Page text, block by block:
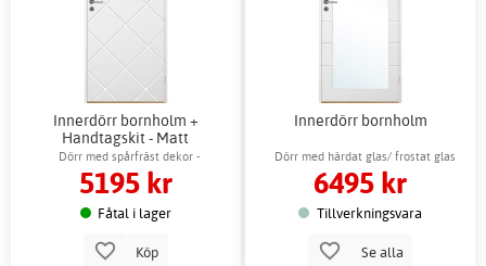
Innerdörr bornholm +
Handtagskit - Matt
Dörr med spårfräst dekor -
Vänster/Höger hängning
5195 kr
Fåtal i lager
Köp
Innerdörr bornholm
Dörr med härdat glas/ frostat glas
6495 kr
Tillverkningsvara
Se alla